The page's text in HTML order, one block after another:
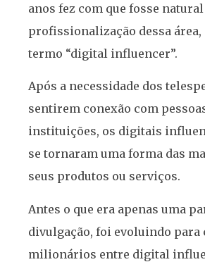
anos fez com que fosse natural
profissionalização dessa área,
termo “digital influencer”.
Após a necessidade dos
sentirem conexão com
instituições, os digitais
se tornaram uma forma das
seus produtos ou serviços.
Antes o que era apenas uma
divulgação, foi evoluindo para
milionários entre digital